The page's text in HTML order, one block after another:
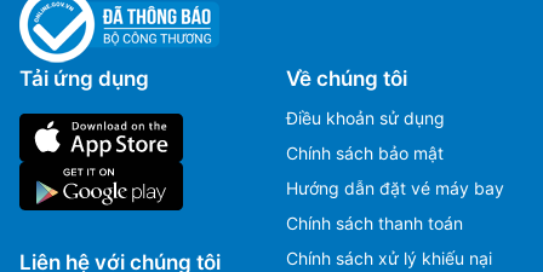
Tải ứng dụng
Liên hệ với chúng tôi
Về chúng tôi
Điều khoản sử dụng
Chính sách bảo mật
Hướng dẫn đặt vé máy bay
Chính sách thanh toán
Chính sách xử lý khiếu nại